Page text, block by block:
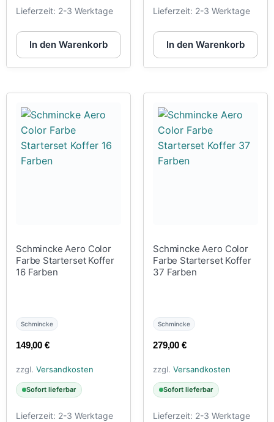
Lieferzeit: 2-3 Werktage
In den Warenkorb
Lieferzeit: 2-3 Werktage
In den Warenkorb
Schmincke Aero Color
Farbe Starterset Koffer
16 Farben
Schmincke
149,00 €
zzgl. Versandkosten
Sofort lieferbar
Lieferzeit: 2-3 Werktage
Schmincke Aero Color
Farbe Starterset Koffer
37 Farben
Schmincke
279,00 €
zzgl. Versandkosten
Sofort lieferbar
Lieferzeit: 2-3 Werktage